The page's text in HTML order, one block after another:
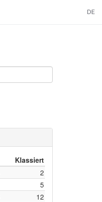
DE
Klassiert
2
5
12